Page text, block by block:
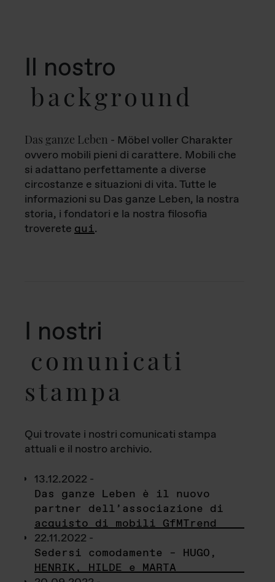
Il nostro
background
Das ganze Leben - Möbel voller Charakter
ovvero mobili pieni di carattere. Mobili che
si adattano perfettamente a diverse
circostanze e situazioni di vita. Tutte le
informazioni su Das ganze Leben, la nostra
storia, i fondatori e la nostra filosofia
troverete qui.
I nostri
comunicati
stampa
Qui trovate i nostri comunicati stampa
attuali e il nostro archivio.
13.12.2022 -
Das ganze Leben è il nuovo
partner dell’associazione di
acquisto di mobili GfMTrend
22.11.2022 -
Sedersi comodamente – HUGO,
HENRIK, HILDE e MARTA